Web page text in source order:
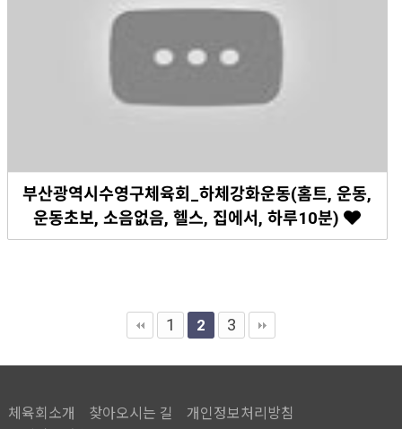
부산광역시수영구체육회_하체강화운동(홈트, 운동,
운동초보, 소음없음, 헬스, 집에서, 하루10분)
1 2 3
체육회소개 찾아오시는 길
개인정보처리방침